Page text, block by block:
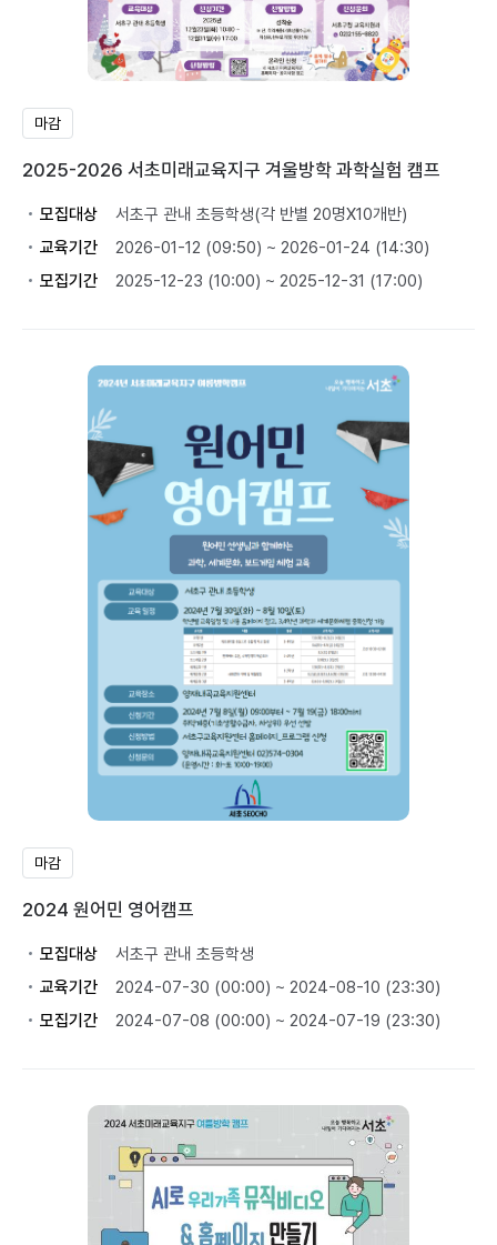
마감
2025-2026 서초미래교육지구 겨울방학 과학실험 캠프
모집대상
서초구 관내 초등학생(각 반별 20명X10개반)
교육기간
2026-01-12 (09:50) ~ 2026-01-24 (14:30)
모집기간
2025-12-23 (10:00) ~ 2025-12-31 (17:00)
마감
2024 원어민 영어캠프
모집대상
서초구 관내 초등학생
교육기간
2024-07-30 (00:00) ~ 2024-08-10 (23:30)
모집기간
2024-07-08 (00:00) ~ 2024-07-19 (23:30)